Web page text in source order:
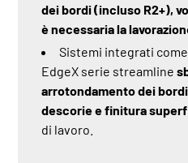
dei bordi (incluso R2+),
è necessaria la
Sistemi integrati come
EdgeXserie streamline
arrotondamento dei
descorie e finitura
di lavoro.